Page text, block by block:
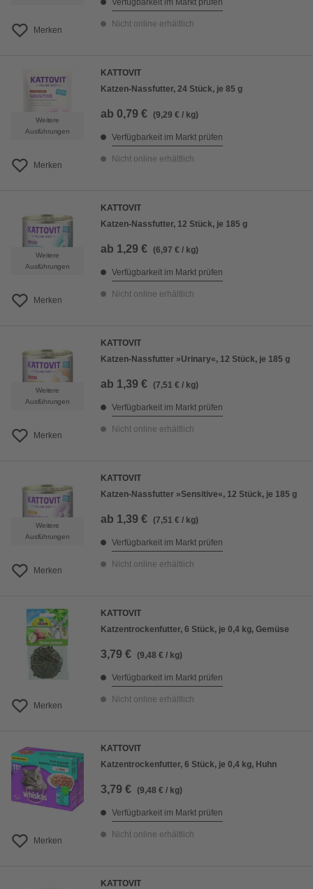
Merken
Verfügbarkeit im Markt prüfen
Nicht online erhältlich
Weitere
Ausführungen
Merken
KATTOVIT
Katzen-Nassfutter, 24 Stück, je 85 g
ab 0,79 € (9,29 € / kg)
Verfügbarkeit im Markt prüfen
Nicht online erhältlich
Weitere
Ausführungen
Merken
KATTOVIT
Katzen-Nassfutter, 12 Stück, je 185 g
ab 1,29 € (6,97 € / kg)
Verfügbarkeit im Markt prüfen
Nicht online erhältlich
Weitere
Ausführungen
Merken
KATTOVIT
Katzen-Nassfutter »Urinary«, 12 Stück, je 185 g
ab 1,39 € (7,51 € / kg)
Verfügbarkeit im Markt prüfen
Nicht online erhältlich
Weitere
Ausführungen
Merken
KATTOVIT
Katzen-Nassfutter »Sensitive«, 12 Stück, je 185 g
ab 1,39 € (7,51 € / kg)
Verfügbarkeit im Markt prüfen
Nicht online erhältlich
Merken
KATTOVIT
Katzentrockenfutter, 6 Stück, je 0,4 kg, Gemüse
3,79 € (9,48 € / kg)
Verfügbarkeit im Markt prüfen
Nicht online erhältlich
Merken
KATTOVIT
Katzentrockenfutter, 6 Stück, je 0,4 kg, Huhn
3,79 € (9,48 € / kg)
Verfügbarkeit im Markt prüfen
Nicht online erhältlich
KATTOVIT